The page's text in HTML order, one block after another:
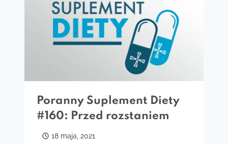
Poranny Suplement Diety
#160: Przed rozstaniem
18 maja, 2021